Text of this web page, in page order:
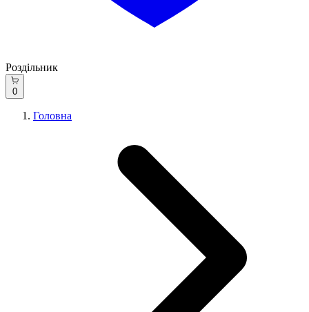
Роздільник
0
Головна